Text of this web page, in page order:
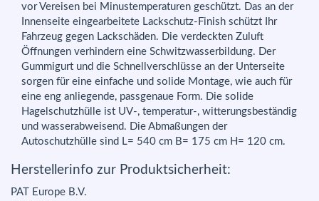
vor Vereisen bei Minustemperaturen geschützt. Das an der
Innenseite eingearbeitete Lackschutz-Finish schützt Ihr
Fahrzeug gegen Lackschäden. Die verdeckten Zuluft
Öffnungen verhindern eine Schwitzwasserbildung. Der
Gummigurt und die Schnellverschlüsse an der Unterseite
sorgen für eine einfache und solide Montage, wie auch für
eine eng anliegende, passgenaue Form. Die solide
Hagelschutzhülle ist UV-, temperatur-, witterungsbeständig
und wasserabweisend. Die Abmaßungen der
Autoschutzhülle sind L= 540 cm B= 175 cm H= 120 cm.
Herstellerinfo zur Produktsicherheit:
PAT Europe B.V.